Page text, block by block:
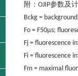
附： OJIP参数及
Bckg = background
Fo = F50μs;
Fj = fluorescence
Fi = fluorescence
Fm = maximal